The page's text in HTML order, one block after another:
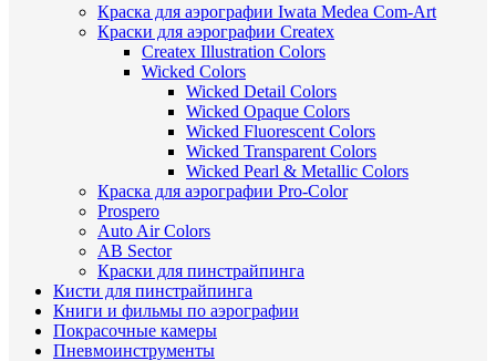
Краска для аэрографии Iwata Medea Com-Art
Краски для аэрографии Createx
Createx Illustration Colors
Wicked Colors
Wicked Detail Colors
Wicked Opaque Colors
Wicked Fluorescent Colors
Wicked Transparent Colors
Wicked Pearl & Metallic Colors
Краска для аэрографии Pro-Color
Prospero
Auto Air Colors
AB Sector
Краски для пинстрайпинга
Кисти для пинстрайпинга
Книги и фильмы по аэрографии
Покрасочные камеры
Пневмоинструменты